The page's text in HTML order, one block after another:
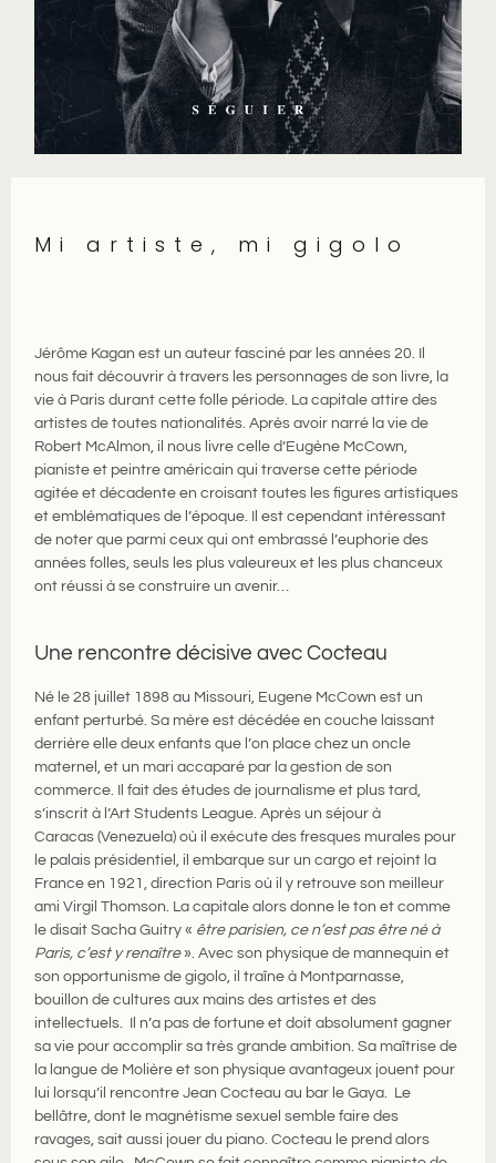
Mi artiste, mi gigolo
Jérôme Kagan est un auteur fasciné par les années 20. Il
nous fait découvrir à travers les personnages de son livre, la
vie à Paris durant cette folle période. La capitale attire des
artistes de toutes nationalités. Après avoir narré la vie de
Robert McAlmon, il nous livre celle d’Eugène McCown,
pianiste et peintre américain qui traverse cette période
agitée et décadente en croisant toutes les figures artistiques
et emblématiques de l’époque. Il est cependant intéressant
de noter que parmi ceux qui ont embrassé l’euphorie des
années folles, seuls les plus valeureux et les plus chanceux
ont réussi à se construire un avenir…
Une rencontre décisive avec Cocteau
Né le 28 juillet 1898 au Missouri, Eugene McCown est un
enfant perturbé. Sa mère est décédée en couche laissant
derrière elle deux enfants que l’on place chez un oncle
maternel, et un mari accaparé par la gestion de son
commerce. Il fait des études de journalisme et plus tard,
s’inscrit à l’Art Students League. Après un séjour à
Caracas (Venezuela) où il exécute des fresques murales pour
le palais présidentiel, il embarque sur un cargo et rejoint la
France en 1921, direction Paris où il y retrouve son meilleur
ami Virgil Thomson. La capitale alors donne le ton et comme
le disait Sacha Guitry « être parisien, ce n’est pas être né à
Paris, c’est y renaître ». Avec son physique de mannequin et
son opportunisme de gigolo, il traîne à Montparnasse,
bouillon de cultures aux mains des artistes et des
intellectuels. Il n’a pas de fortune et doit absolument gagner
sa vie pour accomplir sa très grande ambition. Sa maîtrise de
la langue de Molière et son physique avantageux jouent pour
lui lorsqu’il rencontre Jean Cocteau au bar le Gaya. Le
bellâtre, dont le magnétisme sexuel semble faire des
ravages, sait aussi jouer du piano. Cocteau le prend alors